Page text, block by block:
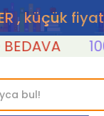
, küçük
1000